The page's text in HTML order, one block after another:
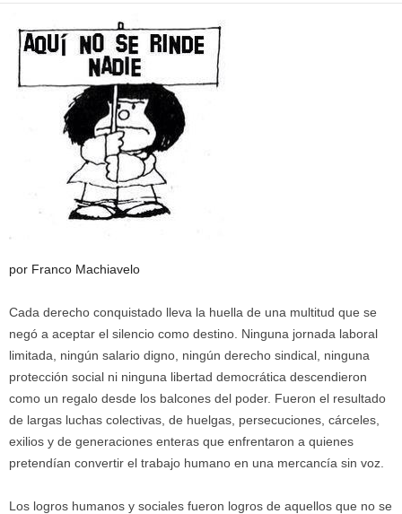
por Franco Machiavelo
Cada derecho conquistado lleva la huella de una multitud que se
negó a aceptar el silencio como destino. Ninguna jornada laboral
limitada, ningún salario digno, ningún derecho sindical, ninguna
protección social ni ninguna libertad democrática descendieron
como un regalo desde los balcones del poder. Fueron el resultado
de largas luchas colectivas, de huelgas, persecuciones, cárceles,
exilios y de generaciones enteras que enfrentaron a quienes
pretendían convertir el trabajo humano en una mercancía sin voz.
Los logros humanos y sociales fueron logros de aquellos que no se